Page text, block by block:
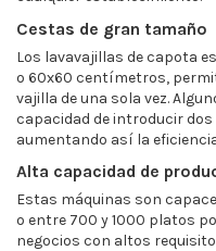
Cestas de gran tamaño
Los lavavajillas de capota
o 60x60 centímetros,
vajilla de una sola vez.
capacidad de introducir
aumentando así la
Alta capacidad de
Estas máquinas son
o entre 700 y 1000 platos
negocios con altos